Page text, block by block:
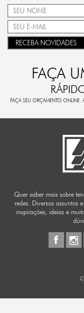
RECEBA NOVIDADES
FAÇA
FAÇA SEU ORÇAMENTO ONLINE.
Quer saber mais sobre
redes. Diversos assuntos
inspirações, ideias e